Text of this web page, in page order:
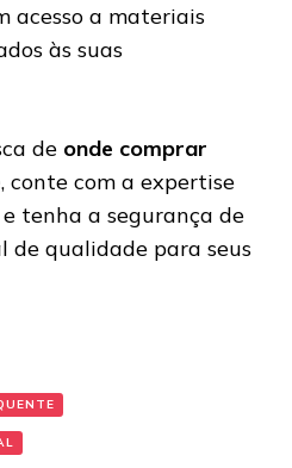
acesso a materiais
às suas
de onde comprar
, conte com a expertise
e tenha a segurança de
qualidade para seus